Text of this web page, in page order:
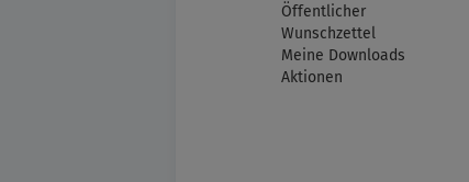
Öffentlicher
Wunschzettel
Meine Downloads
Aktionen